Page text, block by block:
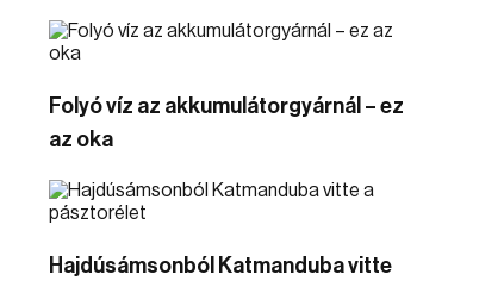
Folyó víz az akkumulátorgyárnál – ez
az oka
Hajdúsámsonból Katmanduba vitte